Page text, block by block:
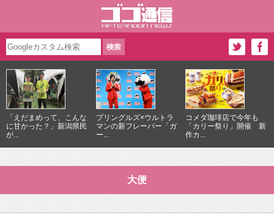
「えだまめって、こんな
に甘かった？」新潟県民
が...
プリングルズ×ウルトラ
マンの新フレーバー「ガ
ー...
コメダ珈琲店で今年も
「カリー祭り」開催 新
作カ...
大便